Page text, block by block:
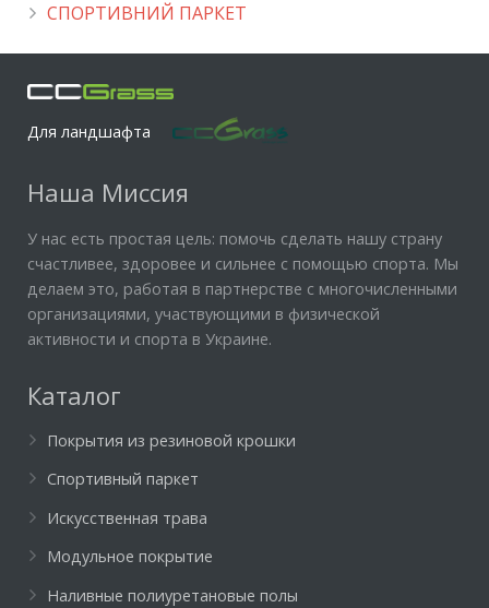
СПОРТИВНИЙ ПАРКЕТ
Для ландшафта
Наша Миссия
У нас есть простая цель: помочь сделать нашу страну
счастливее, здоровее и сильнее с помощью спорта. Мы
делаем это, работая в партнерстве с многочисленными
организациями, участвующими в физической
активности и спорта в Украине.
Каталог
Покрытия из резиновой крошки
Спортивный паркет
Искусственная трава
Модульное покрытие
Наливные полиуретановые полы